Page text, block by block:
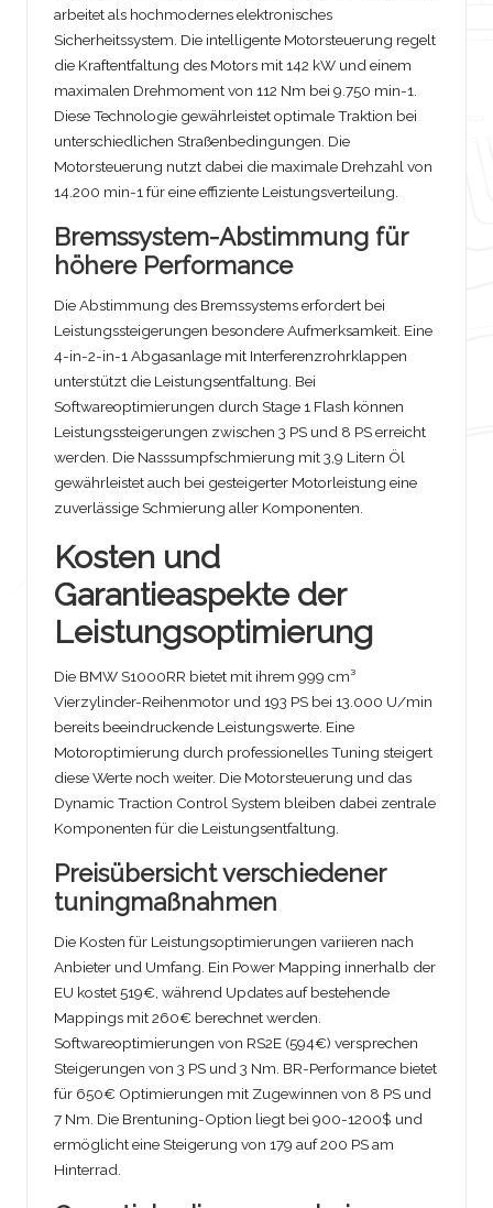
arbeitet als hochmodernes elektronisches
Sicherheitssystem. Die intelligente Motorsteuerung regelt
die Kraftentfaltung des Motors mit 142 kW und einem
maximalen Drehmoment von 112 Nm bei 9.750 min-1.
Diese Technologie gewährleistet optimale Traktion bei
unterschiedlichen Straßenbedingungen. Die
Motorsteuerung nutzt dabei die maximale Drehzahl von
14.200 min-1 für eine effiziente Leistungsverteilung.
Bremssystem-Abstimmung für
höhere Performance
Die Abstimmung des Bremssystems erfordert bei
Leistungssteigerungen besondere Aufmerksamkeit. Eine
4-in-2-in-1 Abgasanlage mit Interferenzrohrklappen
unterstützt die Leistungsentfaltung. Bei
Softwareoptimierungen durch Stage 1 Flash können
Leistungssteigerungen zwischen 3 PS und 8 PS erreicht
werden. Die Nasssumpfschmierung mit 3,9 Litern Öl
gewährleistet auch bei gesteigerter Motorleistung eine
zuverlässige Schmierung aller Komponenten.
Kosten und
Garantieaspekte der
Leistungsoptimierung
Die BMW S1000RR bietet mit ihrem 999 cm³
Vierzylinder-Reihenmotor und 193 PS bei 13.000 U/min
bereits beeindruckende Leistungswerte. Eine
Motoroptimierung durch professionelles Tuning steigert
diese Werte noch weiter. Die Motorsteuerung und das
Dynamic Traction Control System bleiben dabei zentrale
Komponenten für die Leistungsentfaltung.
Preisübersicht verschiedener
tuningmaßnahmen
Die Kosten für Leistungsoptimierungen variieren nach
Anbieter und Umfang. Ein Power Mapping innerhalb der
EU kostet 519€, während Updates auf bestehende
Mappings mit 260€ berechnet werden.
Softwareoptimierungen von RS2E (594€) versprechen
Steigerungen von 3 PS und 3 Nm. BR-Performance bietet
für 650€ Optimierungen mit Zugewinnen von 8 PS und
7 Nm. Die Brentuning-Option liegt bei 900-1200$ und
ermöglicht eine Steigerung von 179 auf 200 PS am
Hinterrad.